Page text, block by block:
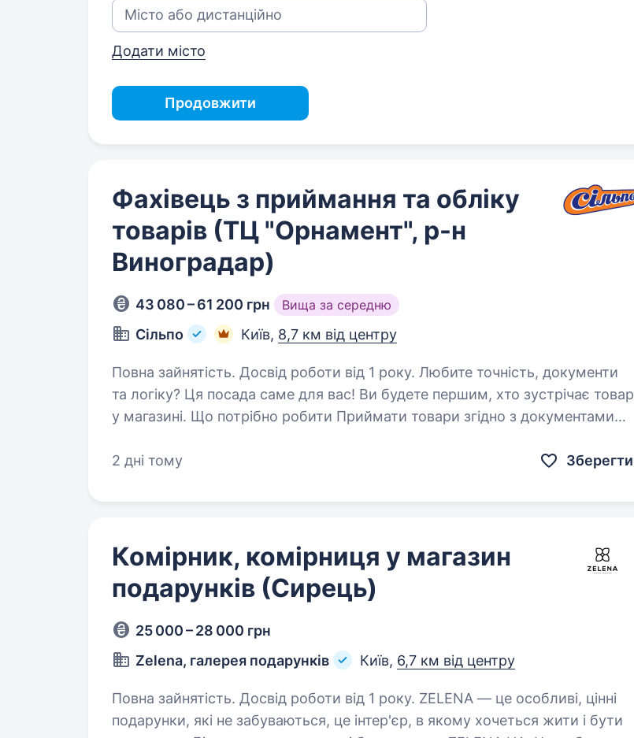
Додати місто
Продовжити
Фахівець з приймання та обліку
товарів (ТЦ "Орнамент", р-н
Виноградар)
43 080 – 61 200 грн Вища за середню
Сільпо Київ, 8,7 км від центру
Повна зайнятість. Досвід роботи від 1 року. Любите точність, документи
та логіку? Ця посада саме для вас! Ви будете першим, хто зустрічає товар
у магазині. Що потрібно робити Приймати товари згідно з документами
2 дні тому
Зберегти
Комірник, комірниця у магазин
подарунків (Сирець)
25 000 – 28 000 грн
Zelena, галерея подарунків
Київ, 6,7 км від центру
Повна зайнятість. Досвід роботи від 1 року. ZELENA — це особливі, цінні
подарунки, які не забуваються, це інтер'єр, в якому хочеться жити і бути